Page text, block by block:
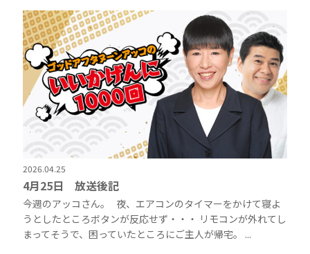
2026.04.25
4月25日 放送後記
今週のアッコさん。 夜、エアコンのタイマーをかけて寝よ
うとしたところボタンが反応せず・・・ リモコンが外れてし
まってそうで、困っていたところにご主人が帰宅。 ...